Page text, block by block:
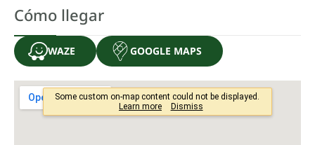
Cómo llegar
WAZE GOOGLE MAPS